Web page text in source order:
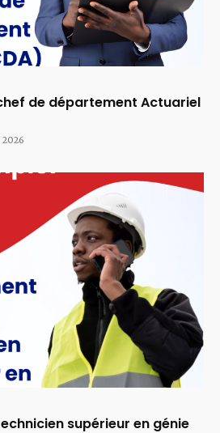
de département Actuariel
supérieur en génie